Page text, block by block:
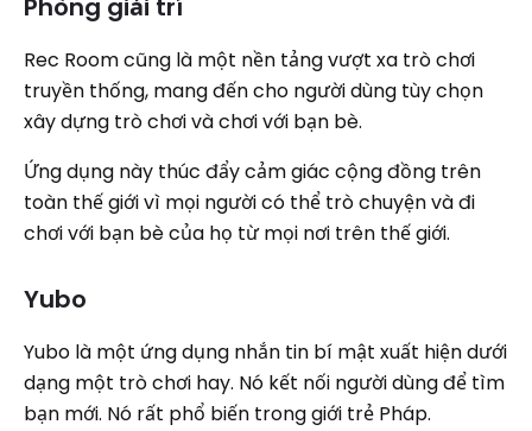
Phòng giải trí
Rec Room cũng là một nền tảng vượt xa trò chơi
truyền thống, mang đến cho người dùng tùy chọn
xây dựng trò chơi và chơi với bạn bè.
Ứng dụng này thúc đẩy cảm giác cộng đồng trên
toàn thế giới vì mọi người có thể trò chuyện và đi
chơi với bạn bè của họ từ mọi nơi trên thế giới.
Yubo
Yubo là một ứng dụng nhắn tin bí mật xuất hiện dưới
dạng một trò chơi hay. Nó kết nối người dùng để tìm
bạn mới. Nó rất phổ biến trong giới trẻ Pháp.